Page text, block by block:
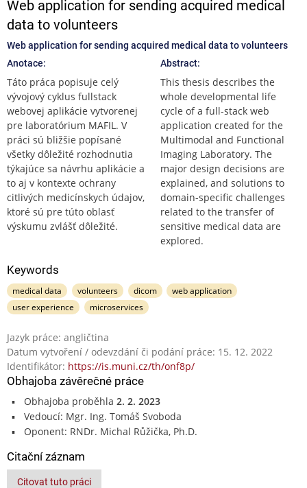
Web application for sending acquired medical
data to volunteers
Web application for sending acquired medical data to volunteers
Anotace:
Táto práca popisuje celý
vývojový cyklus fullstack
webovej aplikácie vytvorenej
pre laboratórium MAFIL. V
práci sú bližšie popísané
všetky dôležité rozhodnutia
týkajúce sa návrhu aplikácie a
to aj v kontexte ochrany
citlivých medicínskych údajov,
ktoré sú pre túto oblasť
výskumu zvlášť dôležité.
Abstract:
This thesis describes the
whole developmental life
cycle of a full-stack web
application created for the
Multimodal and Functional
Imaging Laboratory. The
major design decisions are
explained, and solutions to
domain-specific challenges
related to the transfer of
sensitive medical data are
explored.
Keywords
medical data volunteers dicom
web application
user experience
microservices
Jazyk práce: angličtina
Datum vytvoření / odevzdání či podání práce: 15. 12. 2022
Identifikátor: https://is.muni.cz/th/onf8p/
Obhajoba závěrečné práce
Obhajoba proběhla 2. 2. 2023
Vedoucí: Mgr. Ing. Tomáš Svoboda
Oponent: RNDr. Michal Růžička, Ph.D.
Citační záznam
Citovat tuto práci